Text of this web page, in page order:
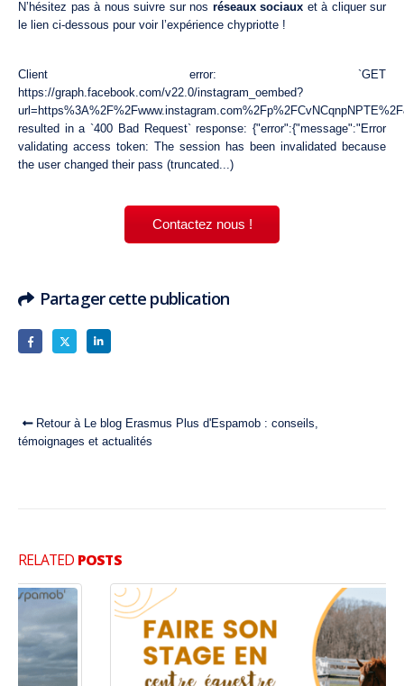
N’hésitez pas à nous suivre sur nos réseaux sociaux et à cliquer sur
le lien ci-dessous pour voir l’expérience chypriotte !
Client error: `GET
https://graph.facebook.com/v22.0/instagram_oembed?
resulted in a `400 Bad Request` response: {"error":{"message":"Error
validating access token: The session has been invalidated because
the user changed their pass (truncated...)
Contactez nous !
Partager cette publication
Retour à Le blog Erasmus Plus d'Espamob : conseils,
témoignages et actualités
RELATED POSTS